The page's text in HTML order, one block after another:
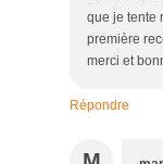
que je tente
première
merci et
Répondre